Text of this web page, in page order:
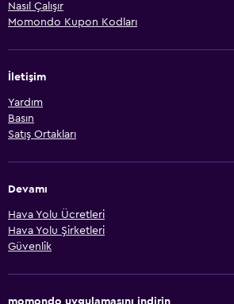
Nasıl Çalışır
Momondo Kupon Kodları
İletişim
Yardım
Basın
Satış Ortakları
Devamı
Hava Yolu Ücretleri
Hava Yolu Şirketleri
Güvenlik